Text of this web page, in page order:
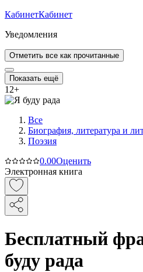
КабинетКабинет
Уведомления
Отметить все как прочитанные
Показать ещё
12+
Все
Биография, литература и
Поэзия
0.00Оценить
Электронная книга
Бесплатный
буду рада